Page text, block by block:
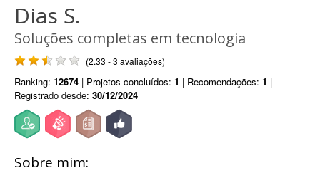
Dias S.
Soluções completas em tecnologia
(2.33 - 3 avaliações)
Ranking: 12674 | Projetos concluídos: 1 | Recomendações: 1 |
Registrado desde: 30/12/2024
Sobre mim: